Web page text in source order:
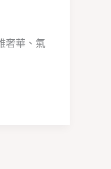
奢華、氣